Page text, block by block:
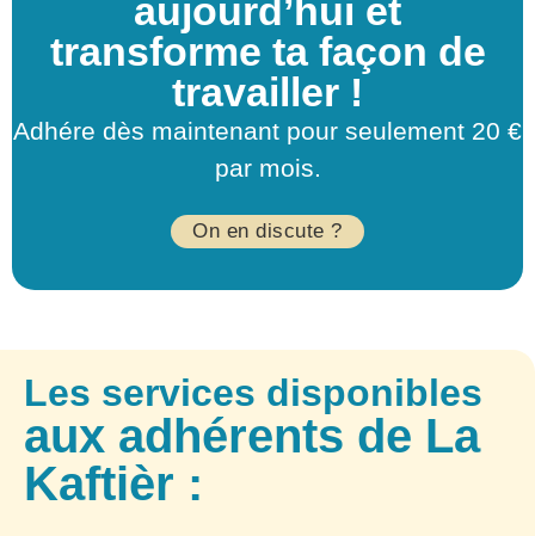
aujourd’hui et
transforme ta façon de
travailler !
Adhére dès maintenant pour seulement 20 €
par mois.
On en discute ?
Les services disponibles
aux adhérents de La
Kaftièr :